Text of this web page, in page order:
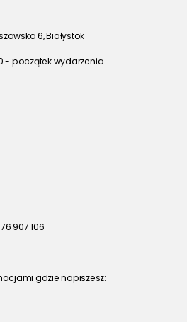
6, Białystok
- początek wydarzenia
907 106
gdzie napiszesz: